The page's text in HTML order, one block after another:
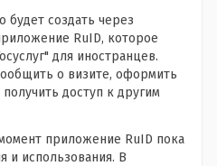
создать через
RuID, которое
для иностранцев.
о визите, оформить
доступ к другим
приложение RuID пока
и использования. В